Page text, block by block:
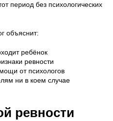
период без психологических
объяснит:
ребёнок
ревности
от психологов
ни в коем случае
ревности